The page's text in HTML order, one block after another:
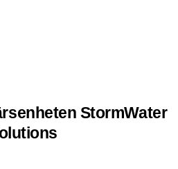
StormWater